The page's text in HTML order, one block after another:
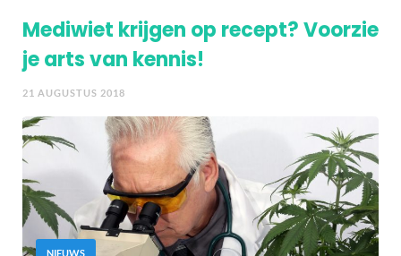
Mediwiet krijgen op recept? Voorzie
je arts van kennis!
21 AUGUSTUS 2018
NIEUWS